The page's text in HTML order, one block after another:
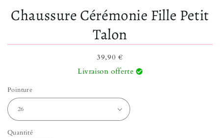
Chaussure Cérémonie Fille Petit
Talon
Prix habituel
39,90 €
Livraison offerte
Pointure
Quantité